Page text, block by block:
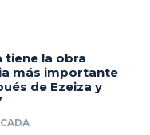
tiene la obra
más importante
de Ezeiza y